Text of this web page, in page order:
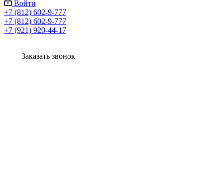
Войти
+7 (812) 602-9-777
+7 (812) 602-9-777
+7 (921) 920-44-17
Заказать звонок